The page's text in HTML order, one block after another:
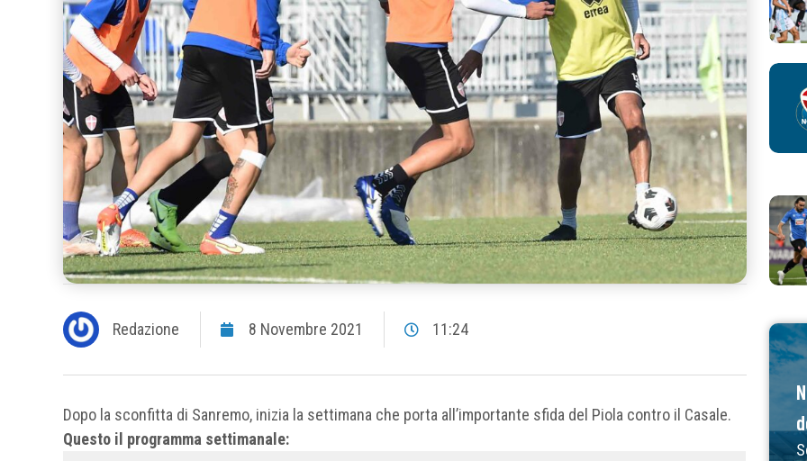
Redazione 8 Novembre 2021 11:24
Dopo la sconfitta di Sanremo, inizia la settimana che porta all’importante sfida del Piola contro il Casale.
Questo il programma settimanale: